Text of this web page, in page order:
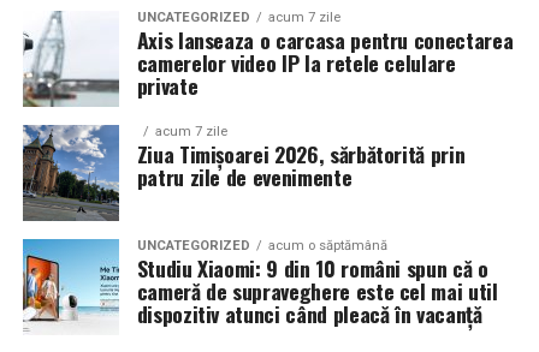
UNCATEGORIZED acum 7 zile
Axis lanseaza o carcasa pentru conectarea
camerelor video IP la retele celulare
private
acum 7 zile
Ziua Timișoarei 2026, sărbătorită prin
patru zile de evenimente
UNCATEGORIZED acum o săptămână
Studiu Xiaomi: 9 din 10 români spun că o
cameră de supraveghere este cel mai util
dispozitiv atunci când pleacă în vacanță